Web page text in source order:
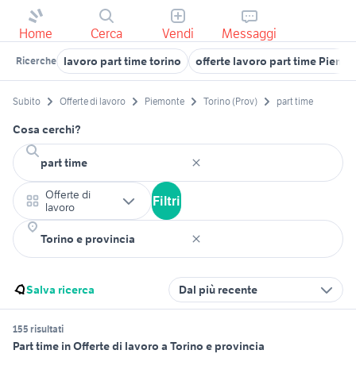
Home Cerca Vendi Messaggi
Ricerche lavoro part time torino offerte lavoro part time
Subito Offerte di lavoro Piemonte Torino (Prov) part time
Cosa cerchi?
Offerte di
lavoro
Filtri
Salva ricerca Dal più recente
155 risultati
Part time in Offerte di lavoro a Torino e provincia